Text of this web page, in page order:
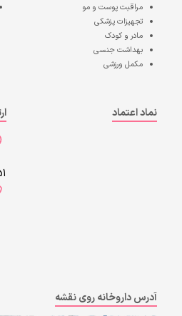
مراقبت پوست و مو
تجهیزات پزشکی
مادر و کودک
بهداشت جنسی
مکمل ورزشی
نماد اعتماد
آدرس داروخانه روی نقشه